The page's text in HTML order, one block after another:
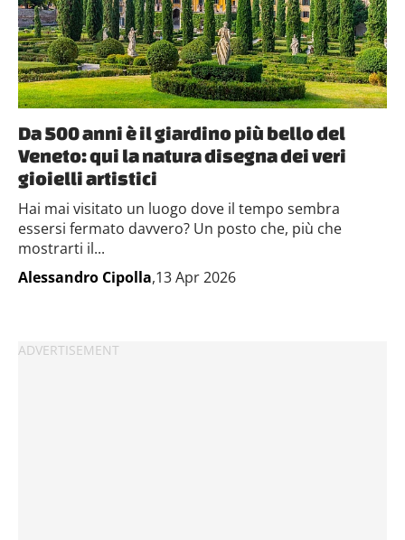
Da 500 anni è il giardino più bello del
Veneto: qui la natura disegna dei veri
gioielli artistici
Hai mai visitato un luogo dove il tempo sembra
essersi fermato davvero? Un posto che, più che
mostrarti il...
Alessandro Cipolla,13 Apr 2026